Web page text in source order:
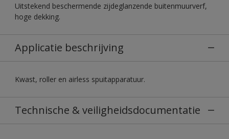
Uitstekend beschermende zijdeglanzende buitenmuurverf,
hoge dekking.
Applicatie beschrijving
Kwast, roller en airless spuitapparatuur.
Technische & veiligheidsdocumentatie